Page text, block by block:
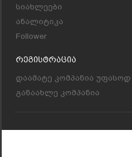
სიახლეები
ანალიტიკა
Follower
Რეგისტრაცია
დაამატე კომპანია უფასოდ
განაახლე კომპანია